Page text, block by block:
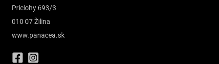
Prielohy 693/3
010 07 Žilina
www.panacea.sk